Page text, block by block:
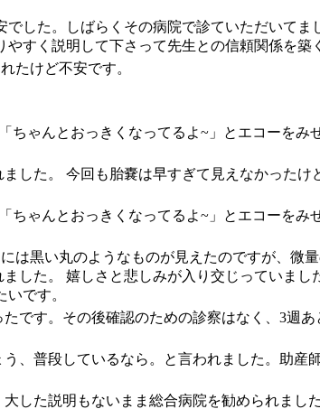
した。しばらくその病院で診ていただいてま
すく説明して下さって先生との信頼関係を築
たけど不安です。
ゃんとおっきくなってるよ~」とエコーをみ
した。 今回も胎嚢は早すぎて見えなかったけ
ゃんとおっきくなってるよ~」とエコーをみ
は黒い丸のようなものが見えたのですが、微
した。 嬉しさと悲しみが入り交じっていまし
です。
です。その後確認のための診察はなく、3週
、普段しているなら。と言われました。助産
した説明もないまま総合病院を勧められまし